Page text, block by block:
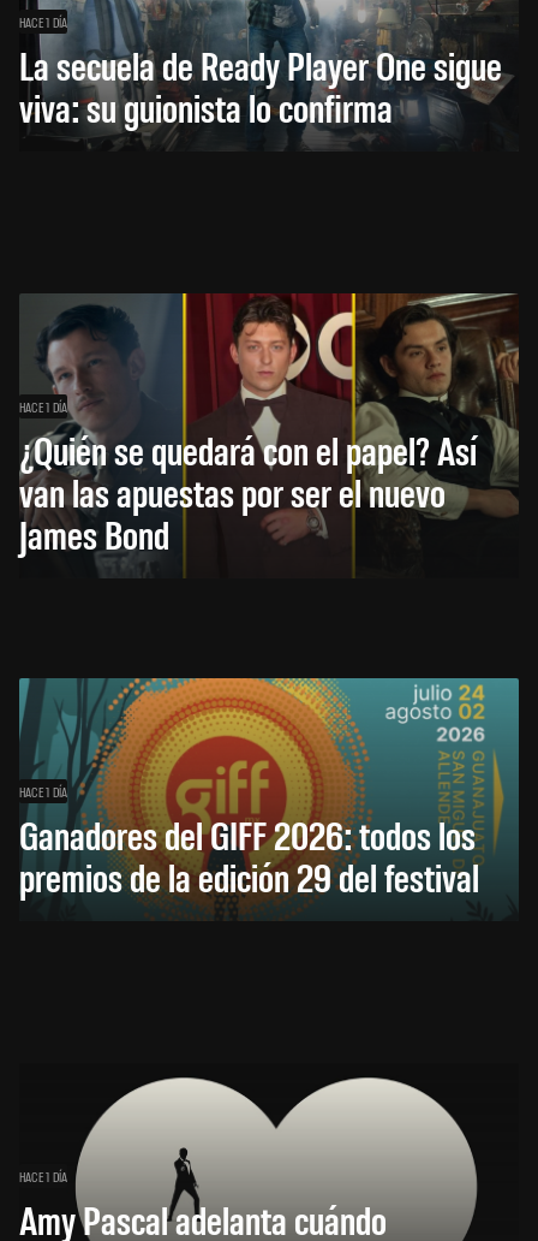
HACE 1 DÍA
La secuela de Ready Player One sigue
viva: su guionista lo confirma
HACE 1 DÍA
¿Quién se quedará con el papel? Así
van las apuestas por ser el nuevo
James Bond
HACE 1 DÍA
Ganadores del GIFF 2026: todos los
premios de la edición 29 del festival
HACE 1 DÍA
Amy Pascal adelanta cuándo